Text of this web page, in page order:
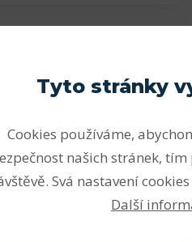
7H, standardně se
matic jsou
Tyto stránky
Cookies používáme,
našich stránek,
Svá nastavení
Další